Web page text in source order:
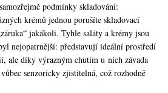
podmínky skladování:
krémů jednou porušíte skladovací
jakákoli. Tyhle saláty a krémy jsou
nejopatrnější: představují ideální prostředí
ale díky výrazným chutím u nich závada
senzoricky zjistitelná, což rozhodně